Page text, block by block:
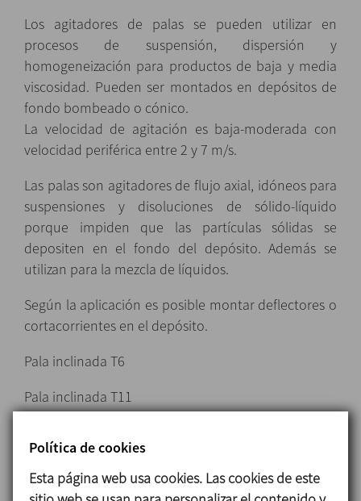
Los agitadores de palas se pueden utilizar en
procesos de suspensión, dispersión y
homogeneización para productos de baja y media
viscosidad. Pueden ser montados en depósitos de
fondo bombeado o cónico.
La velocidad de agitación es baja-moderada con
velocidad periférica entre 2 y 7 m/s.
Las palas son agitadores de flujo axial, idóneos para
suspensiones y disoluciones de sólido-líquido
porque impiden que las partículas sólidas se
depositen en el fondo del depósito. Además se
utilizan para la mezcla de líquidos.
Según la aplicación es posible montar deflectores o
cortacorrientes en el depósito.
Pala inclinada T6
Pala inclinada T11
Política de cookies
Esta página web usa cookies. Las cookies de este